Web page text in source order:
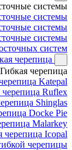
системы
системы
системы
системы
систем
черепица
Гибкая черепица
Katepal
черепица Ruflex
Shinglas
Docke Pie
Malarkey
черепица Icopal
черепицы